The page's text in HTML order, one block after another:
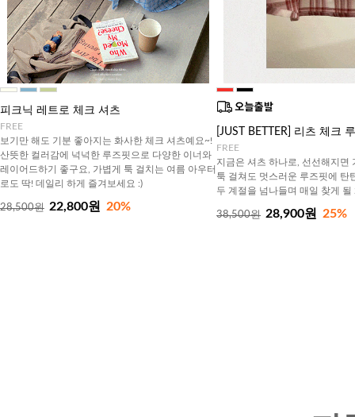
피크닉 레트로 체크 셔츠
FREE
보기만 해도 기분 좋아지는 화사한 체크 셔츠예요~!
산뜻한 컬러감에 넉넉한 루즈핏으로 다양한 이너와
레이어드하기 좋구요, 가볍게 툭 걸치는 여름 아우터
로도 딱! 데일리 하게 즐겨보세요 :)
28,500원 22,800원 20%
[JUST BETTER] 리츠 체크
FREE
지금은 셔츠 하나로, 선선해지면
툭 걸쳐도 멋스러운 루즈핏에 탄
두 계절을 넘나들며 매일 찾게 될
38,500원 28,900원 25%